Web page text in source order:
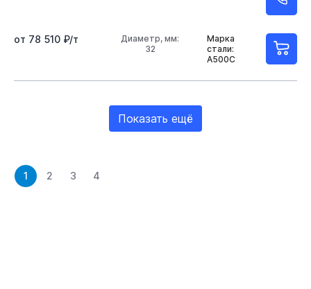
Марка
стали:
А500С
Диаметр, мм:
32
от 78 510 ₽/т
Показать ещё
1 2 3 4